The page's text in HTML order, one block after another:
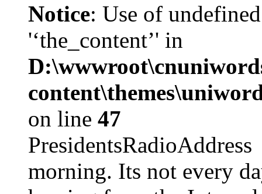
Notice: Use of
'‘the_content’' in
on line 47
morning. Its not every